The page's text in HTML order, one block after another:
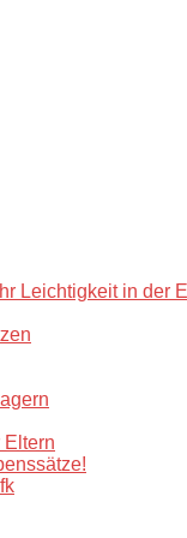
Leichtigkeit in der
Eltern